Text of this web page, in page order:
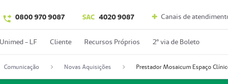
0800 970 9087 SAC 4020 9087 Canais de
Unimed - LF Cliente Recursos Próprios 2º via de Boleto
Comunicação Novas Aquisições